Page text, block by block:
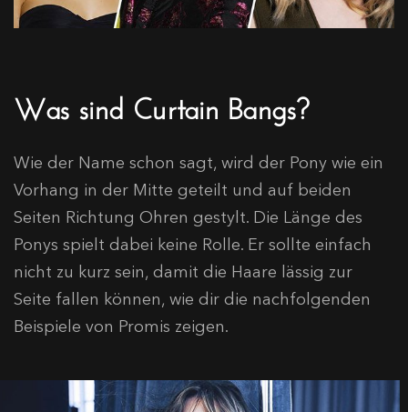
Was sind Curtain Bangs?
Wie der Name schon sagt, wird der Pony wie ein
Vorhang in der Mitte geteilt und auf beiden
Seiten Richtung Ohren gestylt. Die Länge des
Ponys spielt dabei keine Rolle. Er sollte einfach
nicht zu kurz sein, damit die Haare lässig zur
Seite fallen können, wie dir die nachfolgenden
Beispiele von Promis zeigen.